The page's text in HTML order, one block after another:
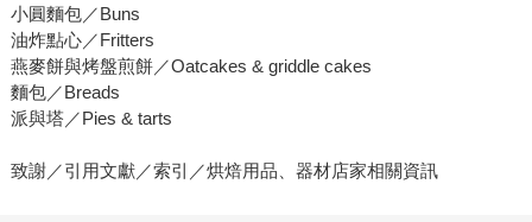
小圓麵包／Buns
油炸點心／Fritters
燕麥餅與烤盤煎餅／Oatcakes & griddle cakes
麵包／Breads
派與塔／Pies & tarts
致謝／引用文獻／索引／烘焙用品、器材店家相關資訊